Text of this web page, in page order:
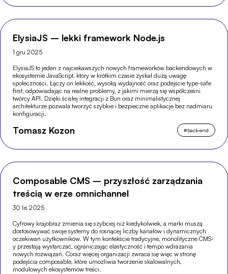
ElysiaJS – lekki framework Node.js
1 gru 2025
ElysiaJS to jeden z najciekawszych nowych frameworków backendowych w
ekosystemie JavaScript, który w krótkim czasie zyskał dużą uwagę
społeczności. Łączy on lekkość, wysoką wydajność oraz podejście type-safe
first, odpowiadając na realne problemy, z jakimi mierzą się współcześni
twórcy API. Dzięki ścisłej integracji z Bun oraz minimalistycznej
architekturze pozwala tworzyć szybkie i bezpieczne aplikacje bez nadmiaru
konfiguracji.
Tomasz Kozon #back-end
Composable CMS – przyszłość zarządzania
treścią w erze omnichannel
30 lis 2025
Cyfrowy krajobraz zmienia się szybciej niż kiedykolwiek, a marki muszą
dostosowywać swoje systemy do rosnącej liczby kanałów i dynamicznych
oczekiwań użytkowników. W tym kontekście tradycyjne, monolityczne CMS-
y przestają wystarczać, ograniczając elastyczność i tempo wdrażania
nowych rozwiązań. Coraz więcej organizacji zwraca się więc w stronę
podejścia composable, które umożliwia tworzenie skalowalnych,
modułowych ekosystemów treści.